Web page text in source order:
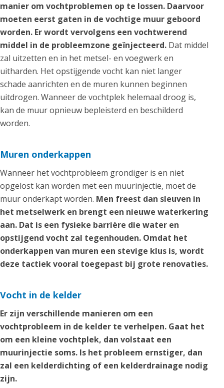
manier om vochtproblemen op te lossen. Daarvoor
moeten eerst gaten in de vochtige muur geboord
worden. Er wordt vervolgens een vochtwerend
middel in de probleemzone geïnjecteerd. Dat middel
zal uitzetten en in het metsel- en voegwerk en
uitharden. Het opstijgende vocht kan niet langer
schade aanrichten en de muren kunnen beginnen
uitdrogen. Wanneer de vochtplek helemaal droog is,
kan de muur opnieuw bepleisterd en beschilderd
worden.
Muren onderkappen
Wanneer het vochtprobleem grondiger is en niet
opgelost kan worden met een muurinjectie, moet de
muur onderkapt worden. Men freest dan sleuven in
het metselwerk en brengt een nieuwe waterkering
aan. Dat is een fysieke barrière die water en
opstijgend vocht zal tegenhouden. Omdat het
onderkappen van muren een stevige klus is, wordt
deze tactiek vooral toegepast bij grote renovaties.
Vocht in de kelder
Er zijn verschillende manieren om een
vochtprobleem in de kelder te verhelpen. Gaat het
om een kleine vochtplek, dan volstaat een
muurinjectie soms. Is het probleem ernstiger, dan
zal een kelderdichting of een kelderdrainage nodig
zijn.